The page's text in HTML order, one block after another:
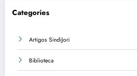
Categories
Artigos SindiJori
Biblioteca